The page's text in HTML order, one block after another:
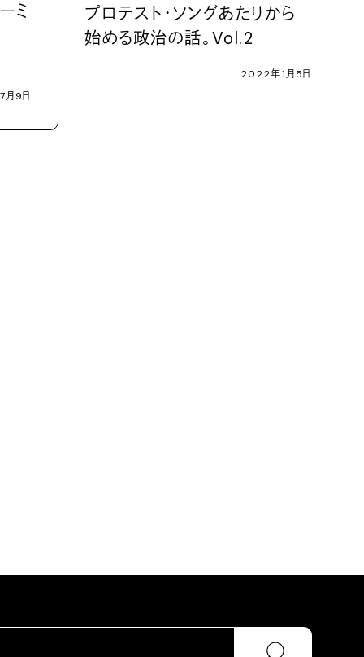
ミ
9日
プロテスト・ソングあたりから
始める政治の話。Vol.2
2022年1月5日